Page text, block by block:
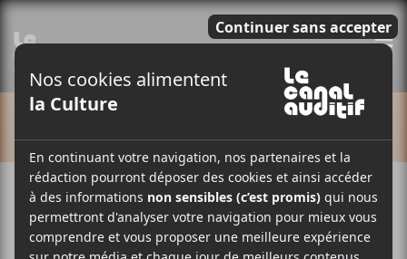
Cet évènement est passé.